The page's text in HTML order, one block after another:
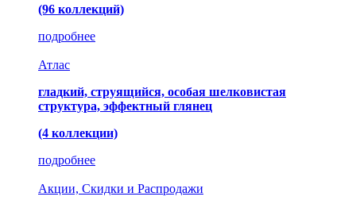
(96 коллекций)
подробнее
Атлас
гладкий, струящийся, особая шелковистая
структура, эффектный глянец
(4 коллекции)
подробнее
Акции, Скидки и Распродажи